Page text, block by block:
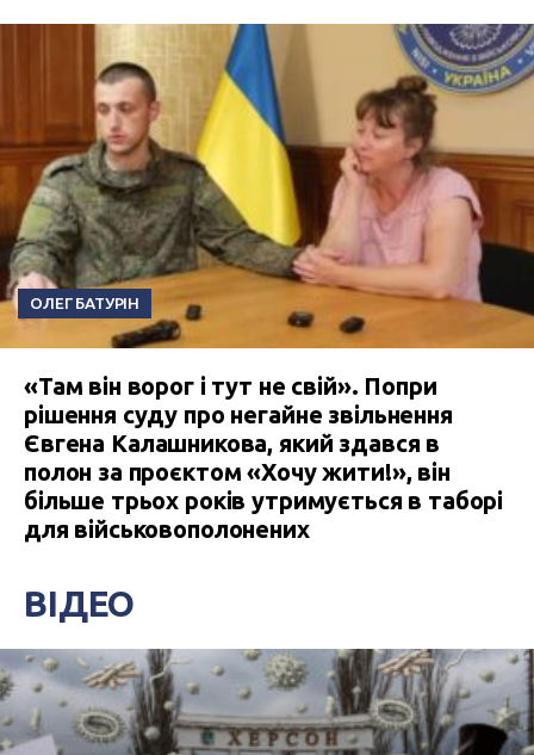
ОЛЕГ БАТУРІН
«Там він ворог і тут не свій». Попри
рішення суду про негайне звільнення
Євгена Калашникова, який здався в
полон за проєктом «Хочу жити!», він
більше трьох років утримується в таборі
для військовополонених
ВІДЕО